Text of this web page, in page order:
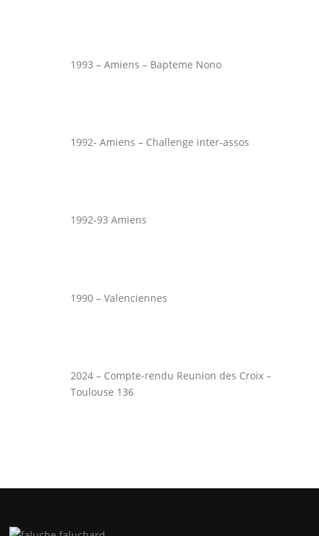
1993 – Amiens – Bapteme Nono
1992- Amiens – Challenge inter-assos
1992-93 Amiens
1990 – Valenciennes
2024 – Compte-rendu Reunion des Croix –
Toulouse 136